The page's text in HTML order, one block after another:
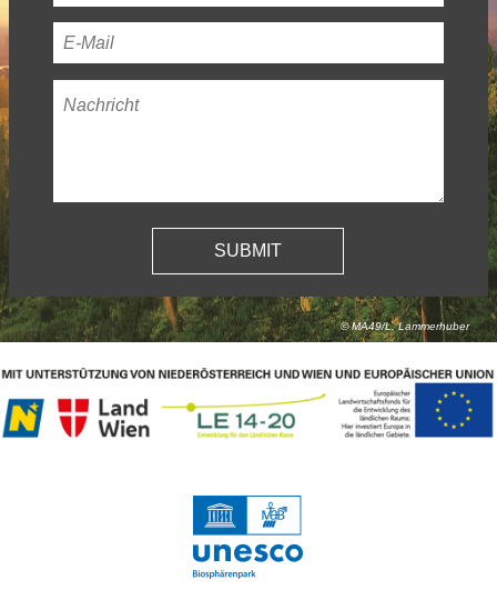
Name*
Ihre
E-
Mail-
Nachricht*
© MA49/L. Lammerhuber